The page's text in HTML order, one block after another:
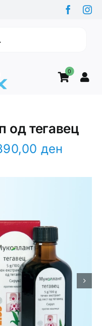
0
од тегавец
ден